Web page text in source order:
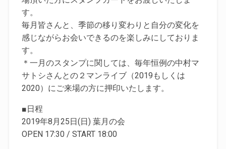
す。
毎月皆さんと、季節の移り変わりと自分の変化を
感じながらお会いできるのを楽しみにしておりま
す。
＊一月のスタンプに関しては、毎年恒例の中村マ
サトシさんとの２マンライブ（2019もしくは
2020）にご来場の方に押印いたします。
■日程
2019年8月25日(日) 葉月の会
OPEN 17:30 / START 18:00